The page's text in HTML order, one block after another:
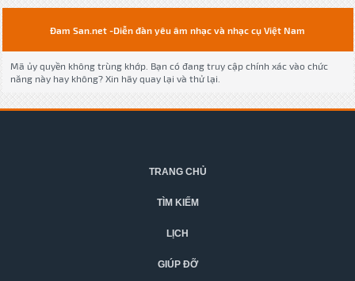
Đam San.net -Diễn đàn yêu âm nhạc và nhạc cụ Việt Nam
Mã ủy quyền không trùng khớp. Bạn có đang truy cập chính xác vào chức
năng này hay không? Xin hãy quay lại và thử lại.
TRANG CHỦ
TÌM KIẾM
LỊCH
GIÚP ĐỠ